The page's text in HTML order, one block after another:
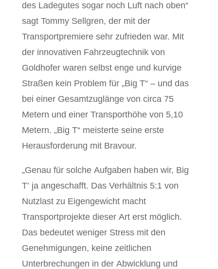
des Ladegutes sogar noch Luft nach oben“
sagt Tommy Sellgren, der mit der
Transportpremiere sehr zufrieden war. Mit
der innovativen Fahrzeugtechnik von
Goldhofer waren selbst enge und kurvige
Straßen kein Problem für „Big T“ – und das
bei einer Gesamtzuglänge von circa 75
Metern und einer Transporthöhe von 5,10
Metern. „Big T“ meisterte seine erste
Herausforderung mit Bravour.
„Genau für solche Aufgaben haben wir, Big
T’ ja angeschafft. Das Verhältnis 5:1 von
Nutzlast zu Eigengewicht macht
Transportprojekte dieser Art erst möglich.
Das bedeutet weniger Stress mit den
Genehmigungen, keine zeitlichen
Unterbrechungen in der Abwicklung und